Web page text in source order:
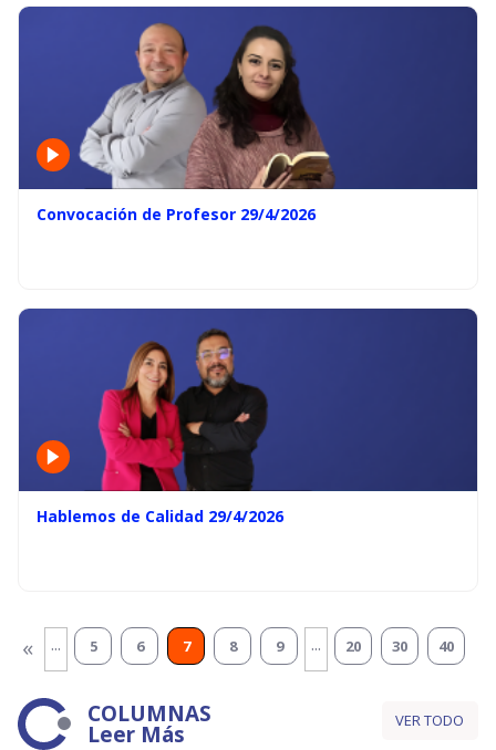
Convocación de Profesor 29/4/2026
Hablemos de Calidad 29/4/2026
« ... 5 6 7 8 9 ... 20 30 40
COLUMNAS
Leer Más VER TODO